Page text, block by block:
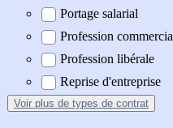
Portage salarial
Profession
Profession libérale
Reprise d'entreprise
Voir plus de types de contrat